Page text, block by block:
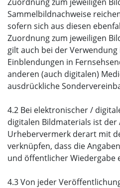
Sammelbildnachweise
sofern sich aus diesen
Zuordnung zum jeweiligen
gilt auch bei der
Einblendungen in
anderen (auch digitalen)
ausdrückliche
4.2 Bei elektronischer /
digitalen Bildmaterials ist der
Urhebervermerk derart mit
verknüpfen, dass die
und öffentlicher Wiedergabe
4.3 Von jeder